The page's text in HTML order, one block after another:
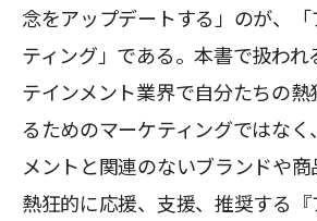
念をアップデートする」のが、
ティング」である。本書で扱われ
テインメント業界で自分たちの
るためのマーケティングではな
メントと関連のないブランドや
熱狂的に応援、支援、推奨する